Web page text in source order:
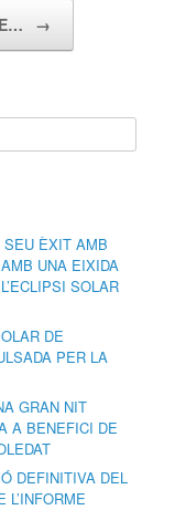
→
SEU ÈXIT AMB
UNA EIXIDA
SOLAR
DE
PER LA
GRAN NIT
A BENEFICI DE
DEFINITIVA DEL